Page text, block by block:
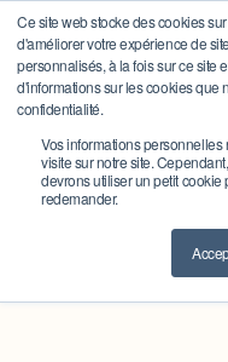
Ce site web stocke des cookies
d'améliorer votre expérience de
personnalisés, à la fois sur ce site
d'informations sur les cookies que
confidentialité.
Vos informations personnelles
visite sur notre site.
devrons utiliser un petit
redemander.